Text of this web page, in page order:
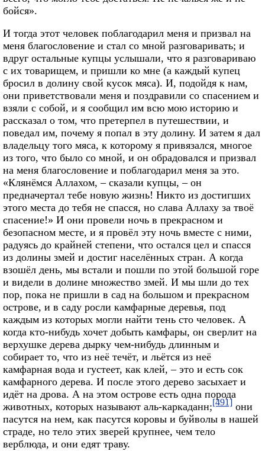
бойся».
И тогда этот человек поблагодарил меня и призвал на
меня благословение и стал со мной разговаривать; и
вдруг остальные купцы услышали, что я разговариваю
с их товарищем, и пришли ко мне (а каждый купец
бросил в долину свой кусок мяса). И, подойдя к нам,
они приветствовали меня и поздравили со спасением и
взяли с собой, и я сообщил им всю мою историю и
рассказал о том, что претерпел в путешествии, и
поведал им, почему я попал в эту долину. И затем я дал
владельцу того мяса, к которому я привязался, многое
из того, что было со мной, и он обрадовался и призвал
на меня благословение и поблагодарил меня за это.
«Клянёмся Аллахом, – сказали купцы, – он
предначертал тебе новую жизнь! Никто из достигших
этого места до тебя не спасся, но слава Аллаху за твоё
спасение!» И они провели ночь в прекрасном и
безопасном месте, и я провёл эту ночь вместе с ними,
радуясь до крайней степени, что остался цел и спасся
из долины змей и достиг населённых стран. А когда
взошёл день, мы встали и пошли по этой большой горе
и видели в долине множество змей. И мы шли до тех
пор, пока не пришли в сад на большом и прекрасном
острове, и в саду росли камфарные деревья, под
каждым из которых могли найти тень сто человек. А
когда кто-нибудь хочет добыть камфары, он сверлит на
верхушке дерева дырку чем-нибудь длинным и
собирает то, что из неё течёт, и льётся из неё
камфарная вода и густеет, как клей, – это и есть сок
камфарного дерева. И после этого дерево засыхает и
идёт на дрова. А на этом острове есть одна порода
животных, которых называют аль-каркаданн;[491] они
пасутся на нем, как пасутся коровы и буйволы в нашей
страде, но тело этих зверей крупнее, чем тело
верблюда, и они едят траву.